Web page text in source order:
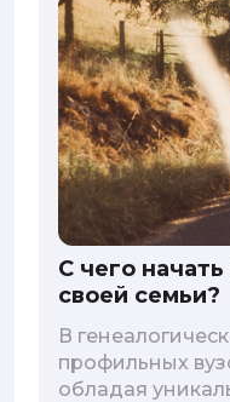
С чего
своей семьи?
В
профильных
обладая